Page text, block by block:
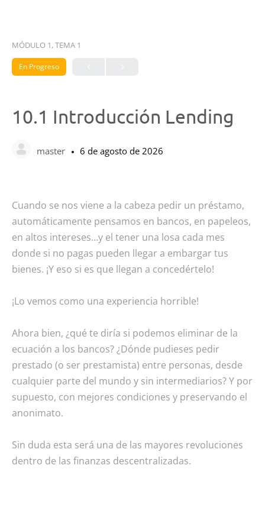
MÓDULO 1, TEMA 1
En Progreso
10.1 Introducción Lending
master 6 de agosto de 2026
Cuando se nos viene a la cabeza pedir un préstamo,
automáticamente pensamos en bancos, en papeleos,
en altos intereses…y el tener una losa cada mes
donde si no pagas pueden llegar a embargar tus
bienes. ¡Y eso si es que llegan a concedértelo!
¡Lo vemos como una experiencia horrible!
Ahora bien, ¿qué te diría si podemos eliminar de la
ecuación a los bancos? ¿Dónde pudieses pedir
prestado (o ser prestamista) entre personas, desde
cualquier parte del mundo y sin intermediarios? Y por
supuesto, con mejores condiciones y preservando el
anonimato.
Sin duda esta será una de las mayores revoluciones
dentro de las finanzas descentralizadas.